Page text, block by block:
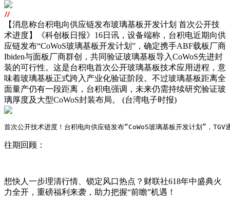
【消息称台积电向供应链发布玻璃基板开发计划 首次公开技
术进度】《科创板日报》16日讯，设备端称，台积电近期向供
应链发布“CoWoS玻璃基板开发计划”，确定携手ABF载板厂商
Ibiden与面板厂商群创，共同验证玻璃基板导入CoWoS先进封
装的可行性。这是台积电首次公开玻璃基板技术应用进程，意
味着玻璃基板正式跨入产业化验证阶段。不过玻璃基板距离全
面量产仍有一段距离，台积电强调，未来仍需持续研究验证玻
璃厚度及大型CoWoS封装布局。 (台湾电子时报)
首次公开技术进度！台积电向供应链发布“CoWoS玻璃基板开发计划”，
往期回顾：
想快人一步理清行情、锁定风口热点？财联社618年中盛典火
力全开，重磅福利来袭，助力把握“前瞻”机遇！